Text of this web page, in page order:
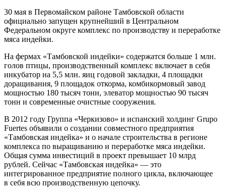
30 мая в Первомайском районе Тамбовской области
официально запущен крупнейший в Центральном
Федеральном округе комплекс по производству и переработке
мяса индейки.
На фермах «Тамбовской индейки» содержатся больше 1 млн.
голов птицы, производственный комплекс включает в себя
инкубатор на 5,5 млн. яиц годовой закладки, 4 площадки
доращивания, 9 площадок откорма, комбикормовый завод
мощностью 180 тысяч тонн, элеватор мощностью 90 тысяч
тонн и современные очистные сооружения.
В 2012 году Группа «Черкизово» и испанский холдинг Grupo
Fuertes объявили о создании совместного предприятия
«Тамбовская индейка» и о начале строительства в регионе
комплекса по выращиванию и переработке мяса индейки.
Общая сумма инвестиций в проект превышает 10 млрд
рублей. Сейчас «Тамбовская индейка» — это
интегрированное предприятие полного цикла, включающее
в себя всю производственную цепочку.